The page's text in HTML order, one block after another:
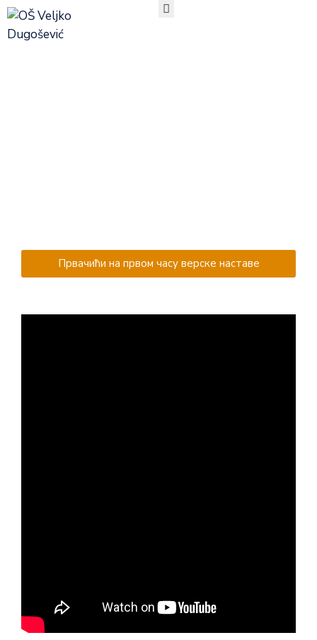
Првачићи на првом часу верске наставе